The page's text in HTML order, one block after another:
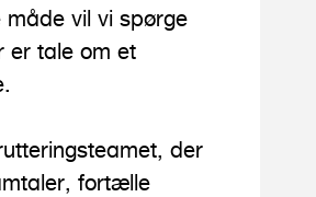
vil vi spørge
er tale om et
der
fortælle